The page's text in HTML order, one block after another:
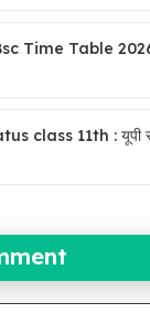
Time Table
class 11th :​ यूपी